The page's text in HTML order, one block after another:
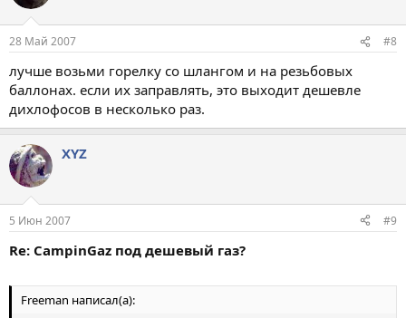
28 Май 2007 #8
лучше возьми горелку со шлангом и на резьбовых
баллонах. если их заправлять, это выходит дешевле
дихлофосов в несколько раз.
XYZ
5 Июн 2007 #9
Re: CampinGaz под дешевый газ?
Freeman написал(а):